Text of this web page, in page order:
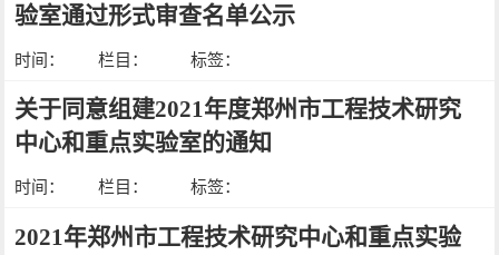
验室通过形式审查名单公示
时间： 栏目： 标签：
关于同意组建2021年度郑州市工程技术研究
中心和重点实验室的通知
时间： 栏目： 标签：
2021年郑州市工程技术研究中心和重点实验